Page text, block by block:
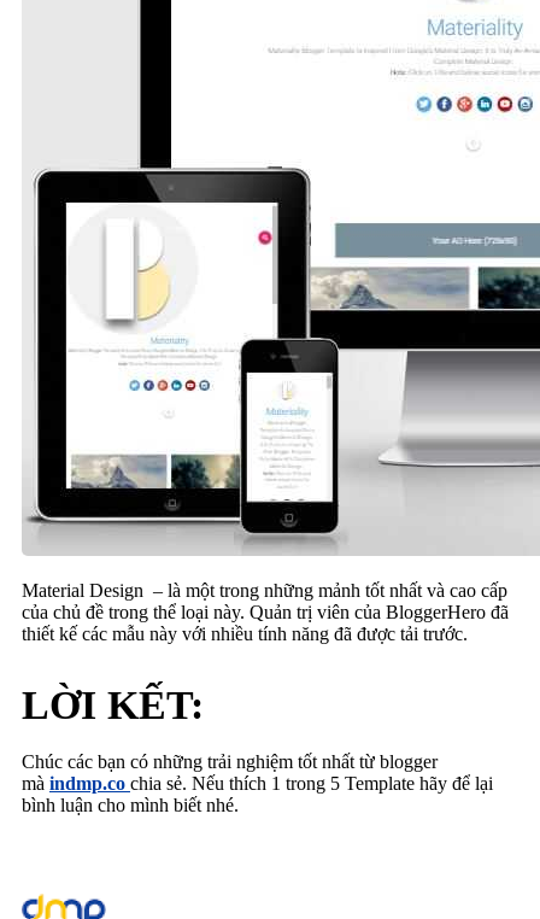
Material Design – là một trong những mảnh tốt nhất và cao cấp
của chủ đề trong thể loại này. Quản trị viên của BloggerHero đã
thiết kế các mẫu này với nhiều tính năng đã được tải trước.
LỜI KẾT:
Chúc các bạn có những trải nghiệm tốt nhất từ blogger
mà indmp.co chia sẻ. Nếu thích 1 trong 5 Template hãy để lại
bình luận cho mình biết nhé.